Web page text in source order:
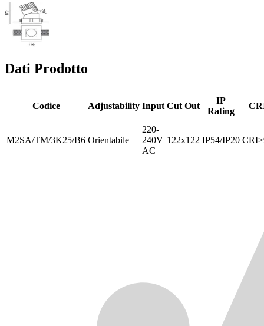
Dati Prodotto
Codice Adjustability Input Cut Out
IP
Rating
M2SA/TM/3K25/B6 Orientabile
220-
240V
AC
122x122 IP54/IP20